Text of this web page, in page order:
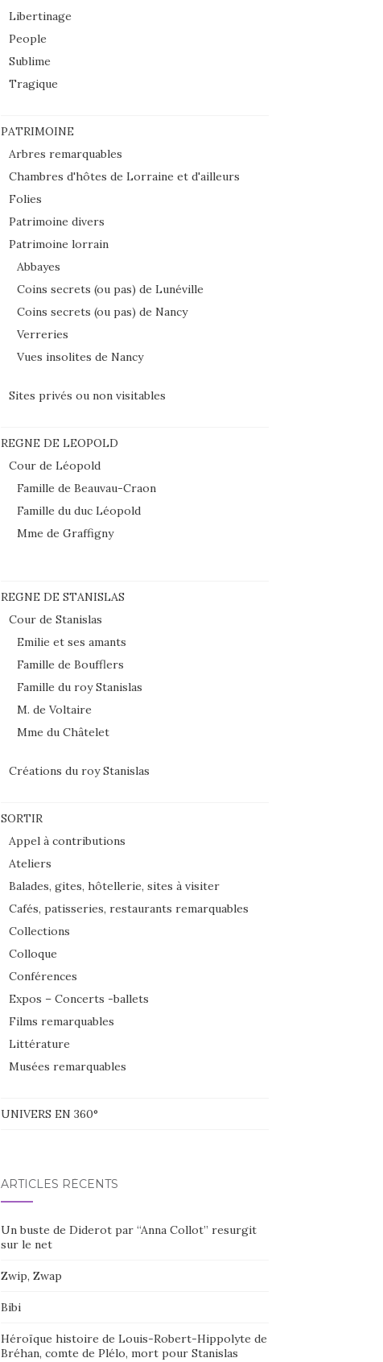
Libertinage
People
Sublime
Tragique
PATRIMOINE
Arbres remarquables
Chambres d'hôtes de Lorraine et d'ailleurs
Folies
Patrimoine divers
Patrimoine lorrain
Abbayes
Coins secrets (ou pas) de Lunéville
Coins secrets (ou pas) de Nancy
Verreries
Vues insolites de Nancy
Sites privés ou non visitables
REGNE DE LEOPOLD
Cour de Léopold
Famille de Beauvau-Craon
Famille du duc Léopold
Mme de Graffigny
REGNE DE STANISLAS
Cour de Stanislas
Emilie et ses amants
Famille de Boufflers
Famille du roy Stanislas
M. de Voltaire
Mme du Châtelet
Créations du roy Stanislas
SORTIR
Appel à contributions
Ateliers
Balades, gites, hôtellerie, sites à visiter
Cafés, patisseries, restaurants remarquables
Collections
Colloque
Conférences
Expos – Concerts -ballets
Films remarquables
Littérature
Musées remarquables
UNIVERS EN 360°
ARTICLES RÉCENTS
Un buste de Diderot par “Anna Collot” resurgit
sur le net
Zwip, Zwap
Bibi
Héroïque histoire de Louis-Robert-Hippolyte de
Bréhan, comte de Plélo, mort pour Stanislas